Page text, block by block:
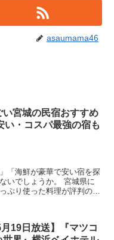
asaumama46
い宮城の民宿おすすめ
い・コスパ最強の宿も
「海鮮が豪華で安い宿を探
ょうか。 宮城県に
ぷり使った料理が評判の民
月19日放送】『マツコ